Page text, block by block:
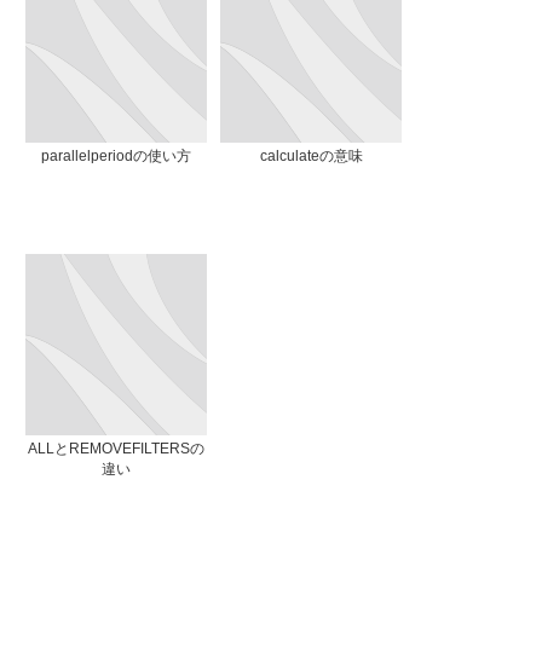
parallelperiodの使い方 calculateの意味
ALLとREMOVEFILTERSの
違い